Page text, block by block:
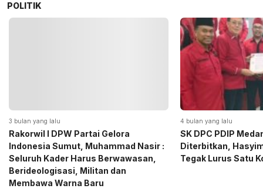
POLITIK
4 bulan yang lalu
SK DPC PDIP Medan Resmi
Diterbitkan, Hasyim SE: Solid dan
Tegak Lurus Satu Komando
5 bulan yang lalu
Momen Haru
Gerindra Sumut
Sembako kepada